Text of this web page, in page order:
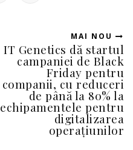
MAI NOU
IT Genetics dă startul
campaniei de Black
Friday pentru
companii, cu reduceri
de până la 80% la
echipamentele pentru
digitalizarea
operațiunilor